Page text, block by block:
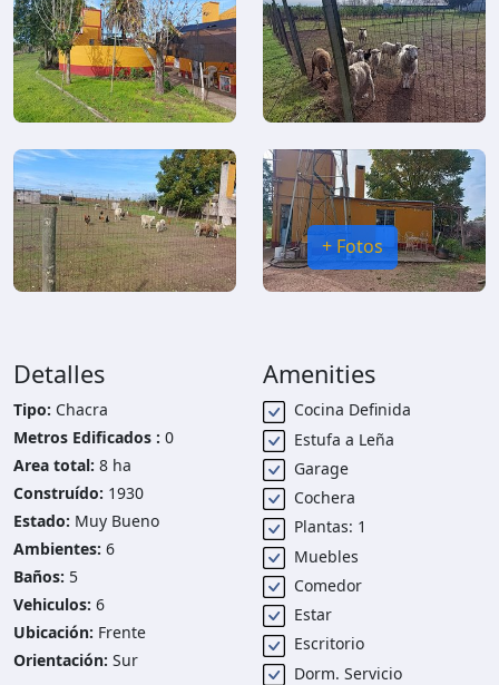
+ Fotos
Detalles
Tipo: Chacra
Metros Edificados : 0
Area total: 8 ha
Construído: 1930
Estado: Muy Bueno
Ambientes: 6
Baños: 5
Vehiculos: 6
Ubicación: Frente
Orientación: Sur
Amenities
Cocina Definida
Estufa a Leña
Garage
Cochera
Plantas: 1
Muebles
Comedor
Estar
Escritorio
Dorm. Servicio